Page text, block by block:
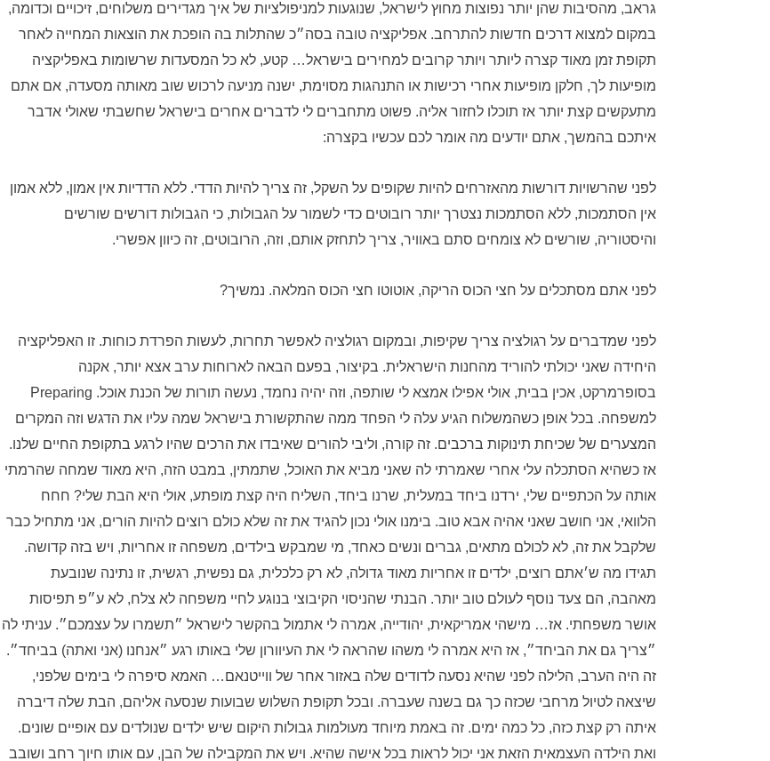
גראב, מהסיבות שהן יותר נפוצות מחוץ לישראל, שנוגעות למניפולציות של איך מגדירים משלוחים, זיכויים וכדומה,
במקום למצוא דרכים חדשות להתרחב. אפליקציה טובה בסה״כ שהתלות בה הופכת את הוצאות המחייה לאחר
תקופת זמן מאוד קצרה ליותר ויותר קרובים למחירים בישראל… קטע, לא כל המסעדות שרשומות באפליקציה
מופיעות לך, חלקן מופיעות אחרי רכישות או התנהגות מסוימת, ישנה מניעה לרכוש שוב מאותה מסעדה, אם אתם
מתעקשים קצת יותר אז תוכלו לחזור אליה. פשוט מתחברים לי לדברים אחרים בישראל שחשבתי שאולי אדבר
איתכם בהמשך, אתם יודעים מה אומר לכם עכשיו בקצרה:
לפני שהרשויות דורשות מהאזרחים להיות שקופים על השקל, זה צריך להיות הדדי. ללא הדדיות אין אמון, ללא אמון
אין הסתמכות, ללא הסתמכות נצטרך יותר רובוטים כדי לשמור על הגבולות, כי הגבולות דורשים שורשים
והיסטוריה, שורשים לא צומחים סתם באוויר, צריך לתחזק אותם, וזה, הרובוטים, זה כיוון אפשרי.
לפני אתם מסתכלים על חצי הכוס הריקה, אוטוטו חצי הכוס המלאה. נמשיך?
לפני שמדברים על רגולציה צריך שקיפות, ובמקום רגולציה לאפשר תחרות, לעשות הפרדת כוחות. זו האפליקציה
היחידה שאני יכולתי להוריד מהחנות הישראלית. בקיצור, בפעם הבאה לארוחות ערב אצא יותר, אקנה
בסופרמרקט, אכין בבית, אולי אפילו אמצא לי שותפה, וזה יהיה נחמד, נעשה תורות של הכנת אוכל. Preparing
למשפחה. בכל אופן כשהמשלוח הגיע עלה לי הפחד ממה שהתקשורת בישראל שמה עליו את הדגש וזה המקרים
המצערים של שכיחת תינוקות ברכבים. זה קורה, וליבי להורים שאיבדו את הרכים שהיו לרגע בתקופת החיים שלנו.
אז כשהיא הסתכלה עלי אחרי שאמרתי לה שאני מביא את האוכל, שתמתין, במבט הזה, היא מאוד שמחה שהרמתי
אותה על הכתפיים שלי, ירדנו ביחד במעלית, שרנו ביחד, השליח היה קצת מופתע, אולי היא הבת שלי? חחח
הלוואי, אני חושב שאני אהיה אבא טוב. בימנו אולי נכון להגיד את זה שלא כולם רוצים להיות הורים, אני מתחיל כבר
שלקבל את זה, לא לכולם מתאים, גברים ונשים כאחד, מי שמבקש בילדים, משפחה זו אחריות, ויש בזה קדושה.
תגידו מה ש׳אתם רוצים, ילדים זו אחריות מאוד גדולה, לא רק כלכלית, גם נפשית, רגשית, זו נתינה שנובעת
מאהבה, הם צעד נוסף לעולם טוב יותר. הבנתי שהניסוי הקיבוצי בנוגע לחיי משפחה לא צלח, לא ע״פ תפיסות
אושר משפחתי. אז… מישהי אמריקאית, יהודייה, אמרה לי אתמול בהקשר לישראל ״תשמרו על עצמכם״. עניתי לה
״צריך גם את הביחד״, אז היא אמרה לי משהו שהראה לי את העיוורון שלי באותו רגע ״אנחנו (אני ואתה) בביחד״.
זה היה הערב, הלילה לפני שהיא נסעה לדודים שלה באזור אחר של ווייטנאם… האמא סיפרה לי בימים שלפני,
שיצאה לטיול מרחבי שכזה כך גם בשנה שעברה. ובכל תקופת השלוש שבועות שנסעה אליהם, הבת שלה דיברה
איתה רק קצת כזה, כל כמה ימים. זה באמת מיוחד מעולמות גבולות היקום שיש ילדים שנולדים עם אופיים שונים.
ואת הילדה העצמאית הזאת אני יכול לראות בכל אישה שהיא. ויש את המקבילה של הבן, עם אותו חיוך רחב ושובב